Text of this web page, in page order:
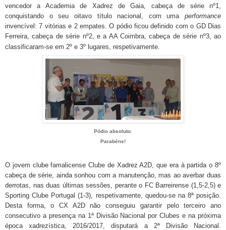
vencedor a Academia de Xadrez de Gaia, cabeça de série nº1,
conquistando o seu oitavo título nacional, com uma performance
invencível: 7 vitórias e 2 empates. O pódio ficou definido com o GD Dias
Ferreira, cabeça de série nº2, e a AA Coimbra, cabeça de série nº3, ao
classificaram-se em 2º e 3º lugares, respetivamente.
Pódio absoluto.
Parabéns!
O jovem clube famalicense Clube de Xadrez A2D, que era à partida o 8º
cabeça de série, ainda sonhou com a manutenção, mas ao averbar duas
derrotas, nas duas últimas sessões, perante o FC Barreirense (1,5-2,5) e
Sporting Clube Portugal (1-3), respetivamente, quedou-se na 8ª posição.
Desta forma, o CX A2D não conseguiu garantir pelo terceiro ano
consecutivo a presença na 1ª Divisão Nacional por Clubes e na próxima
época xadrezística, 2016/2017, disputará a 2ª Divisão Nacional.